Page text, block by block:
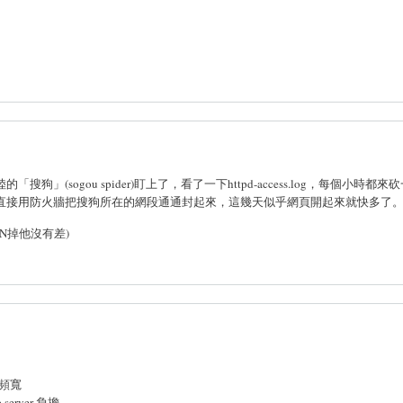
「搜狗」(sogou spider)盯上了，看了一下httpd-access.log，每個小時都來
用防火牆把搜狗所在的網段通通封起來，這幾天似乎網頁開起來就快多了
掉他沒有差)
寬